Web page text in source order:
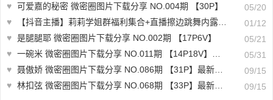
♥ 可爱嘉的秘密 微密圈图片下载分享 NO.004期 【30P】
05/20
♥
【抖音主播】莉莉学姐群福利集合+直播擦边跳舞内露 无水印 （5v/934m）-真人跳舞
01/12
♥ 是腿腿耶 微密圈图片下载分享 NO.002期 【17P6V】
05/21
♥ 一碗米 微密圈图片下载分享 NO.011期 【14P18V】最新至：2024.5.30
05/31
♥ 聂傲娇 微密圈图片下载分享 NO.086期 【31P】最新至：2024.9.11
09/15
♥ 林扣弦 微密圈图片下载分享 NO.068期 【33P】最新至：2024.9.12 09/15